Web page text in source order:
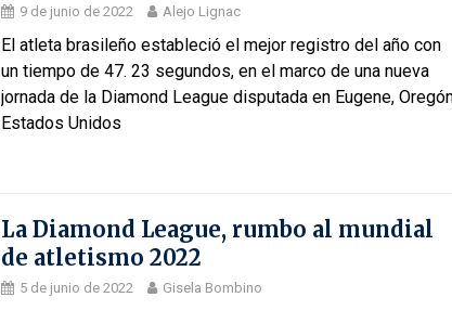
9 de junio de 2022 Alejo Lignac
El atleta brasileño estableció el mejor registro del año con
un tiempo de 47. 23 segundos, en el marco de una nueva
jornada de la Diamond League disputada en Eugene,
Estados Unidos
La Diamond League, rumbo al mundial
de atletismo 2022
5 de junio de 2022 Gisela Bombino